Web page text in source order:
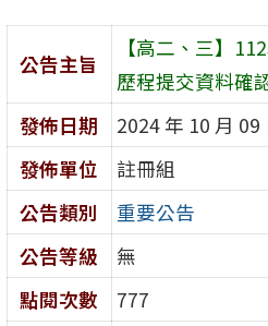
區
公告主旨
【高二、三】
歷程提交資料確
發佈日期
2024 年 10 月 09
發佈單位
註冊組
公告類別
重要公告
公告等級
無
點閱次數
777